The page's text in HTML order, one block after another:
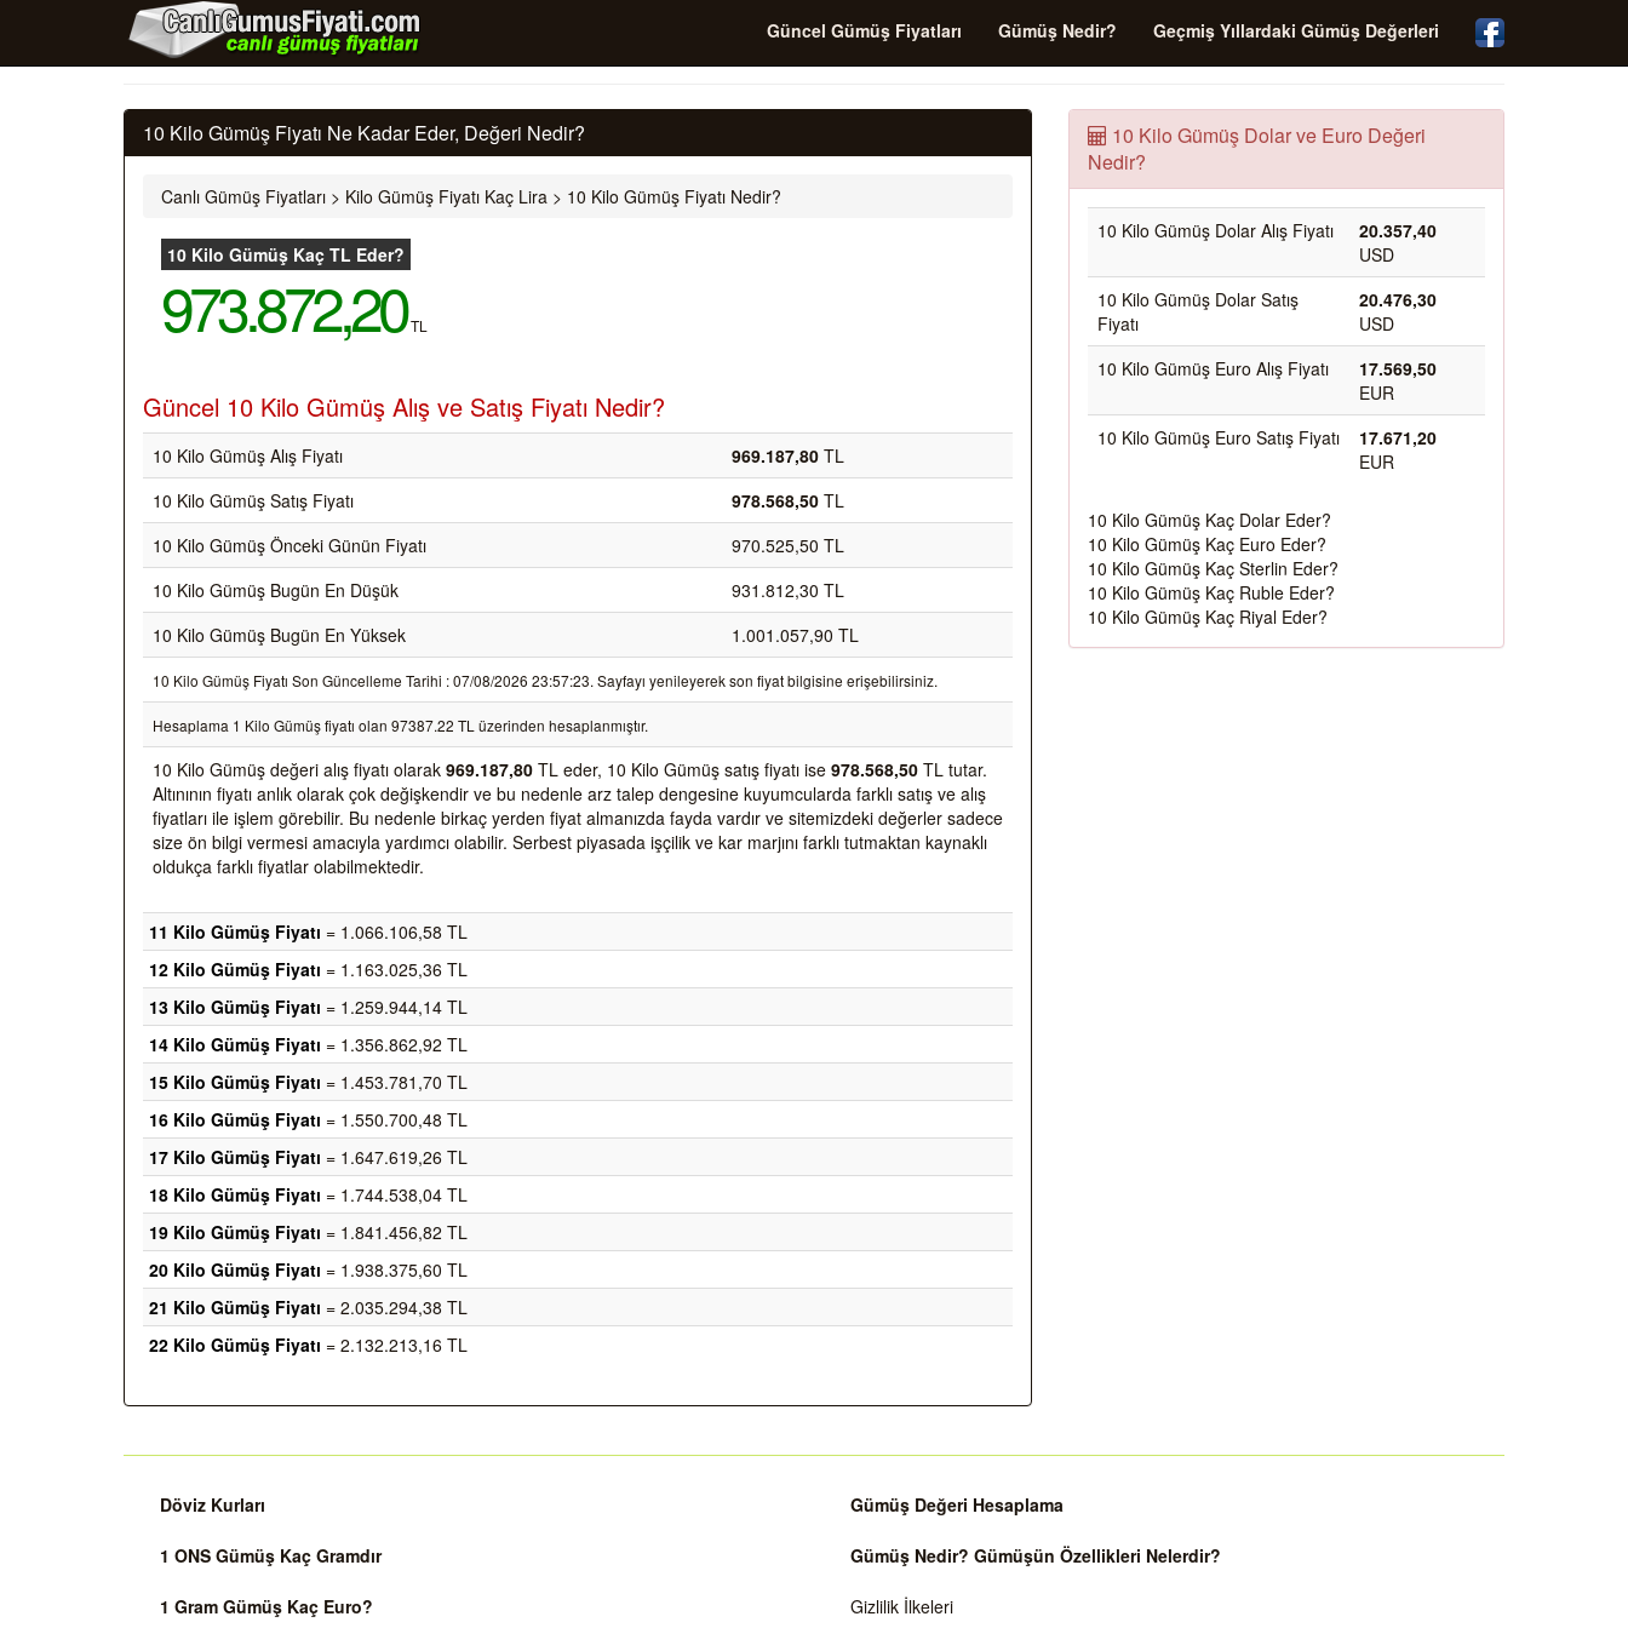
Güncel Gümüş Fiyatları Gümüş Nedir? Geçmiş Yıllardaki Gümüş Değerleri
10 Kilo Gümüş Fiyatı Ne Kadar Eder, Değeri Nedir?
Canlı Gümüş Fiyatları > Kilo Gümüş Fiyatı Kaç Lira > 10 Kilo Gümüş Fiyatı Nedir?
10 Kilo Gümüş Kaç TL Eder?
973.872,20 TL
Güncel 10 Kilo Gümüş Alış ve Satış Fiyatı Nedir?
10 Kilo Gümüş Alış Fiyatı 969.187,80 TL
10 Kilo Gümüş Satış Fiyatı
978.568,50 TL
10 Kilo Gümüş Önceki Günün Fiyatı
970.525,50 TL
10 Kilo Gümüş Bugün En Düşük
931.812,30 TL
10 Kilo Gümüş Bugün En Yüksek
1.001.057,90 TL
10 Kilo Gümüş Fiyatı Son Güncelleme Tarihi : 07/08/2026 23:57:23. Sayfayı yenileyerek son fiyat bilgisine erişebilirsiniz.
Hesaplama 1 Kilo Gümüş fiyatı olan 97387.22 TL üzerinden hesaplanmıştır.
10 Kilo Gümüş değeri alış fiyatı olarak 969.187,80 TL eder, 10 Kilo Gümüş satış fiyatı ise 978.568,50 TL tutar.
Altınının fiyatı anlık olarak çok değişkendir ve bu nedenle arz talep dengesine kuyumcularda farklı satış ve alış
fiyatları ile işlem görebilir. Bu nedenle birkaç yerden fiyat almanızda fayda vardır ve sitemizdeki değerler sadece
size ön bilgi vermesi amacıyla yardımcı olabilir. Serbest piyasada işçilik ve kar marjını farklı tutmaktan kaynaklı
oldukça farklı fiyatlar olabilmektedir.
11 Kilo Gümüş Fiyatı = 1.066.106,58 TL
12 Kilo Gümüş Fiyatı = 1.163.025,36 TL
13 Kilo Gümüş Fiyatı = 1.259.944,14 TL
14 Kilo Gümüş Fiyatı = 1.356.862,92 TL
15 Kilo Gümüş Fiyatı = 1.453.781,70 TL
16 Kilo Gümüş Fiyatı = 1.550.700,48 TL
17 Kilo Gümüş Fiyatı = 1.647.619,26 TL
18 Kilo Gümüş Fiyatı = 1.744.538,04 TL
19 Kilo Gümüş Fiyatı = 1.841.456,82 TL
20 Kilo Gümüş Fiyatı = 1.938.375,60 TL
21 Kilo Gümüş Fiyatı = 2.035.294,38 TL
22 Kilo Gümüş Fiyatı = 2.132.213,16 TL
10 Kilo Gümüş Dolar ve Euro Değeri
Nedir?
10 Kilo Gümüş Dolar Alış Fiyatı
20.357,40
USD
10 Kilo Gümüş Dolar Satış
Fiyatı
20.476,30
USD
10 Kilo Gümüş Euro Alış Fiyatı
17.569,50
EUR
10 Kilo Gümüş Euro Satış Fiyatı
17.671,20
EUR
10 Kilo Gümüş Kaç Dolar Eder?
10 Kilo Gümüş Kaç Euro Eder?
10 Kilo Gümüş Kaç Sterlin Eder?
10 Kilo Gümüş Kaç Ruble Eder?
10 Kilo Gümüş Kaç Riyal Eder?
Döviz Kurları
1 ONS Gümüş Kaç Gramdır
1 Gram Gümüş Kaç Euro?
Gümüş Değeri Hesaplama
Gümüş Nedir? Gümüşün Özellikleri Nelerdir?
Gizlilik İlkeleri